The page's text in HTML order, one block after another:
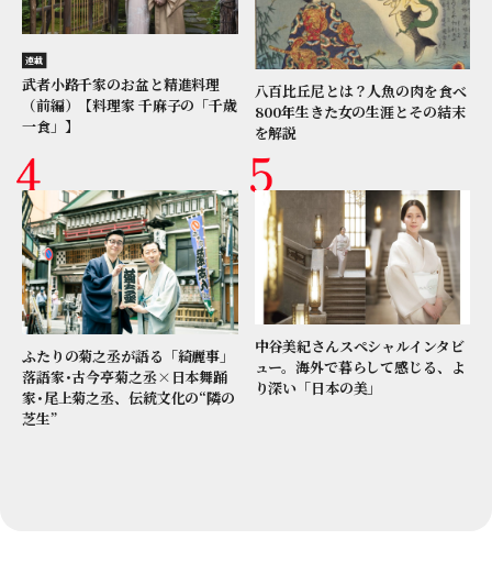
連載
武者小路千家のお盆と精進料理
（前編）【料理家 千麻子の「千歳
一食」】
八百比丘尼とは？人魚の肉を食べ
800年生きた女の生涯とその結末
を解説
ふたりの菊之丞が語る「綺麗事」
落語家･古今亭菊之丞×日本舞踊
家･尾上菊之丞、伝統文化の“隣の
芝生”
中谷美紀さんスペシャルインタビ
ュー。海外で暮らして感じる、よ
り深い「日本の美」